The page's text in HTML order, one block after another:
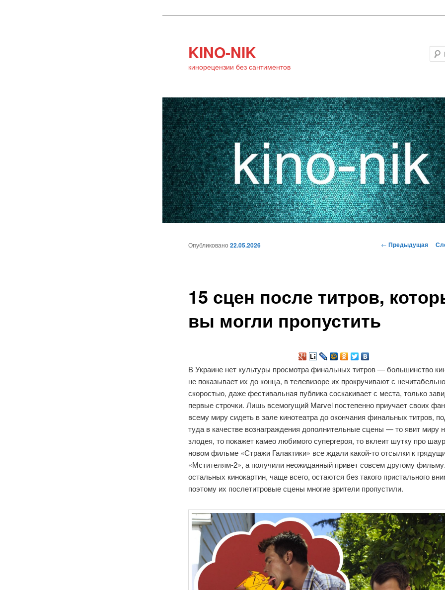
KINO-NIK
кинорецензии без сантиментов
содержимому
Навигация
← Предыдущая
15 сцен после титров,
вы могли пропустить
Опубликовано22.05.2026
В Украине нет культуры просмотра финальных титров — большинство
не показывает их до конца, в телевизоре их прокручивают с
скоростью, даже фестивальная публика соскакивает с места, только
первые строчки. Лишь всемогущий Marvel постепенно приучает своих
всему миру сидеть в зале кинотеатра до окончания финальных титров,
туда в качестве вознаграждения дополнительные сцены — то явит миру
злодея, то покажет камео любимого супергероя, то вклеит шутку про
новом фильме «Стражи Галактики» все ждали какой-то отсылки к
«Мстителям-2», а получили неожиданный привет совсем другому
остальных кинокартин, чаще всего, остаются без такого пристального
поэтому их послетитровые сцены многие зрители пропустили.